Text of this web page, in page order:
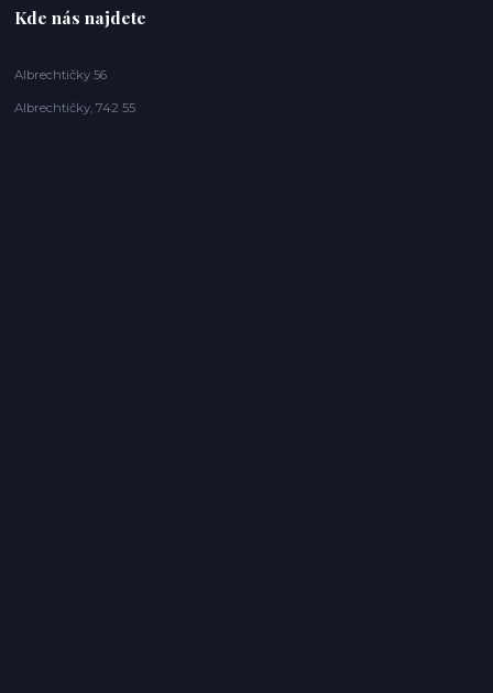
Kde nás najdete
Albrechtičky 56
Albrechtičky, 742 55